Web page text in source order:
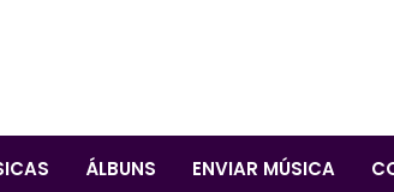
ÁLBUNS ENVIAR MÚSICA